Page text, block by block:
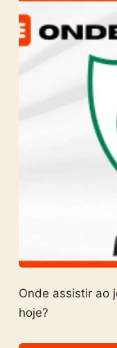
Onde assistir ao
hoje?